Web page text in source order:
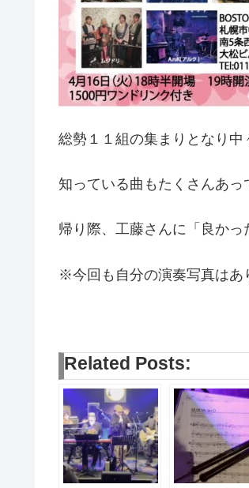
総勢１１組の集まりとなり中
知っている曲もたくさんあ
帰り際、工藤さんに「良か
※今回も自分の演奏写真はあ
Related Posts: